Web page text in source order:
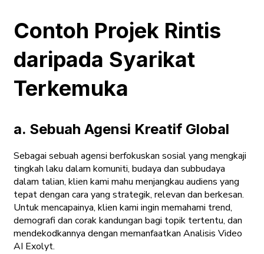
Contoh Projek Rintis
daripada Syarikat
Terkemuka
a. Sebuah Agensi Kreatif Global
Sebagai sebuah agensi berfokuskan sosial yang mengkaji
tingkah laku dalam komuniti, budaya dan subbudaya
dalam talian, klien kami mahu menjangkau audiens yang
tepat dengan cara yang strategik, relevan dan berkesan.
Untuk mencapainya, klien kami ingin memahami trend,
demografi dan corak kandungan bagi topik tertentu, dan
mendekodkannya dengan memanfaatkan Analisis Video
AI Exolyt.